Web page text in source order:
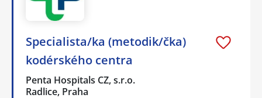
Specialista/ka (metodik/čka)
kodérského centra
Penta Hospitals CZ, s.r.o.
Radlice, Praha